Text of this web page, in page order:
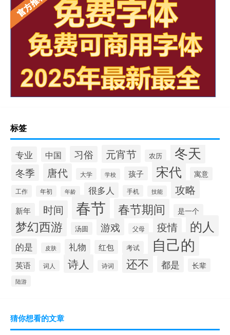
标签
专业 中国 习俗 元宵节 农历 冬天
冬季 唐代 大学 学校 孩子 宋代 寓意
工作 年初 年龄 很多人 手机 技能 攻略
新年 时间 春节 春节期间 是一个
梦幻西游 汤圆 游戏 父母 疫情 的人
的是 皮肤 礼物 红包 考试 自己的
英语 词人 诗人 诗词 还不 都是 长辈
陆游
猜你想看的文章